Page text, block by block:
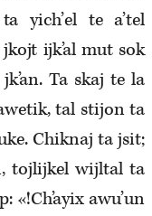
yich’el te a’tel
ijk’al mut sok
Ta skaj te la
tal stijon ta
Chiknaj ta jsit;
tojlijkel wijltal ta
«!Ch’ayix awu’un